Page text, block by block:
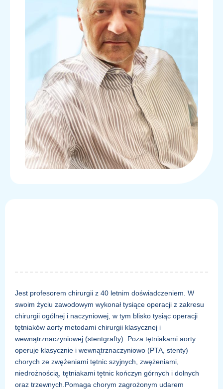
Jest profesorem chirurgii z 40 letnim doświadczeniem. W
swoim życiu zawodowym wykonał tysiące operacji z zakresu
chirurgii ogólnej i naczyniowej, w tym blisko tysiąc operacji
tętniaków aorty metodami chirurgii klasycznej i
wewnątrznaczyniowej (stentgrafty). Poza tętniakami aorty
operuje klasycznie i wewnątrznaczyniowo (PTA, stenty)
chorych ze zwężeniami tętnic szyjnych, zwężeniami,
niedrożnością, tętniakami tętnic kończyn górnych i dolnych
oraz trzewnych.Pomaga chorym zagrożonym udarem